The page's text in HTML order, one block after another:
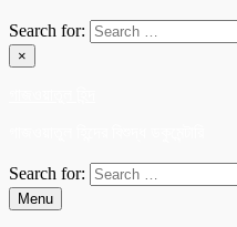
Search for:
×
Search for:
Menu